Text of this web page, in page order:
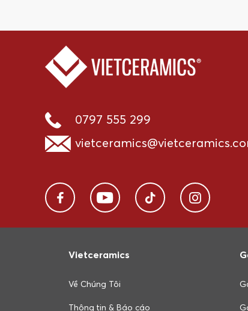
0797 555 299
Vietceramics
Về Chúng Tôi
Thông tin & Báo cáo